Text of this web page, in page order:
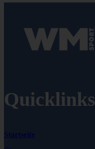
Quicklinks